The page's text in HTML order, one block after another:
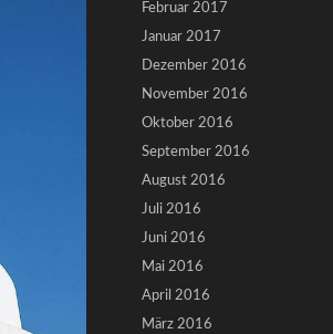
Februar 2017
Januar 2017
Dezember 2016
November 2016
Oktober 2016
September 2016
August 2016
Juli 2016
Juni 2016
Mai 2016
April 2016
März 2016